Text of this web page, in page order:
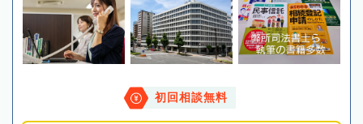
初回相談無料